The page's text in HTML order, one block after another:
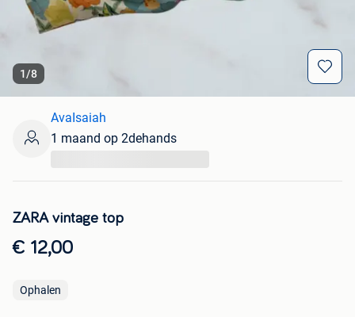
1/8
ZARA vintage top
€ 12,00
Ophalen
AvaIsaiah
1 maand op 2dehands